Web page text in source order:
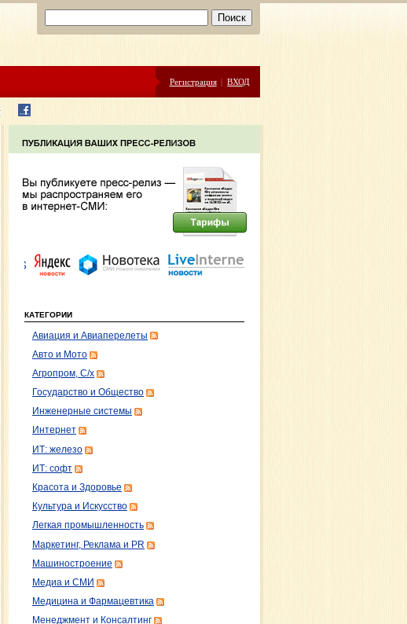
Регистрация | ВХОД
КАТЕГОРИИ
Авиация и Авиаперелеты
Авто и Мото
Агропром, С/х
Государство и Общество
Инженерные системы
Интернет
ИТ: железо
ИТ: софт
Красота и Здоровье
Культура и Искусство
Легкая промышленность
Маркетинг, Реклама и PR
Машиностроение
Медиа и СМИ
Медицина и Фармацевтика
Менеджмент и Консалтинг